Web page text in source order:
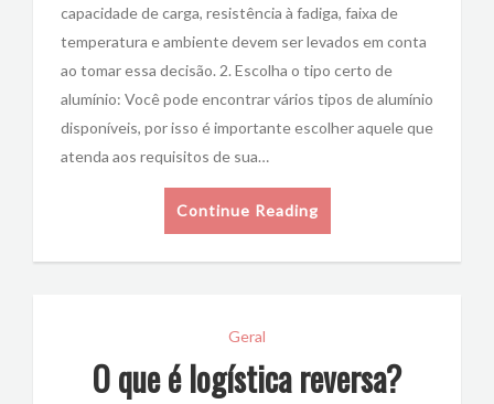
capacidade de carga, resistência à fadiga, faixa de
temperatura e ambiente devem ser levados em conta
ao tomar essa decisão. 2. Escolha o tipo certo de
alumínio: Você pode encontrar vários tipos de alumínio
disponíveis, por isso é importante escolher aquele que
atenda aos requisitos de sua…
Continue Reading
Geral
O que é logística reversa?